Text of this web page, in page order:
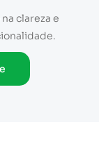
na clareza e